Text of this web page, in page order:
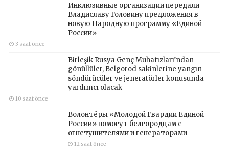
Инклюзивные организации передали
Владиславу Головину предложения в
новую Народную программу «Единой
России»
3 saat önce
Birleşik Rusya Genç Muhafızları’ndan
gönüllüler, Belgorod sakinlerine yangın
söndürücüler ve jeneratörler konusunda
yardımcı olacak
10 saat önce
Волонтёры «Молодой Гвардии Единой
России» помогут белгородцам с
огнетушителями и генераторами
12 saat önce